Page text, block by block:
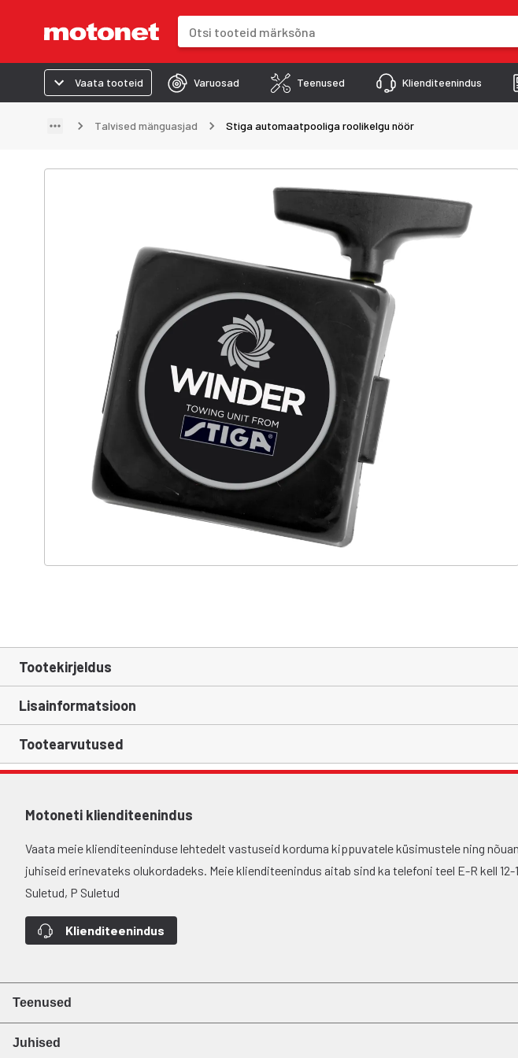
Vaata tooteid
Varuosad Teenused Klienditeenindus
Talvised mänguasjad Stiga automaatpooliga roolikelgu nöör
Tootekirjeldus
Lisainformatsioon
Tootearvutused
Motoneti klienditeenindus
Vaata meie klienditeeninduse lehtedelt vastuseid korduma kippuvatele küsimustele ning
juhiseid erinevateks olukordadeks. Meie klienditeenindus aitab sind ka telefoni teel E-R kell 12-
Suletud, P Suletud
Klienditeenindus
Teenused
Juhised